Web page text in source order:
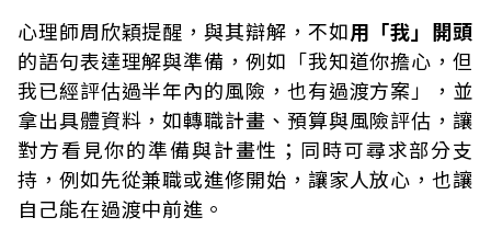
心理師周欣穎提醒，與其辯解，不如用「我」開頭
的語句表達理解與準備，例如「我知道你擔心，但
我已經評估過半年內的風險，也有過渡方案」，並
拿出具體資料，如轉職計畫、預算與風險評估，讓
對方看見你的準備與計畫性；同時可尋求部分支
持，例如先從兼職或進修開始，讓家人放心，也讓
自己能在過渡中前進。